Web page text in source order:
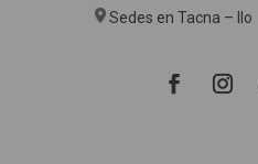
Sedes en Tacna – Ilo